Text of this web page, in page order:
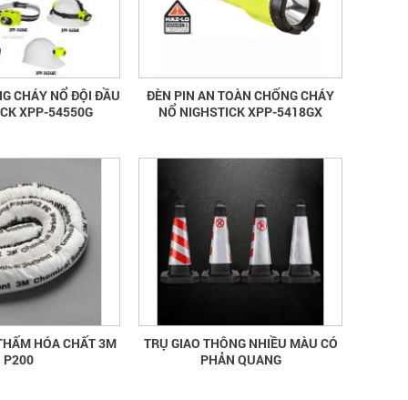
CHÁY NỔ ĐỘI ĐẦU
XPP-54550G
ĐÈN PIN AN TOÀN CHỐNG CHÁY
NỔ NIGHSTICK XPP-5418GX
HÓA CHẤT 3M
P200
TRỤ GIAO THÔNG NHIỀU MÀU CÓ
PHẢN QUANG